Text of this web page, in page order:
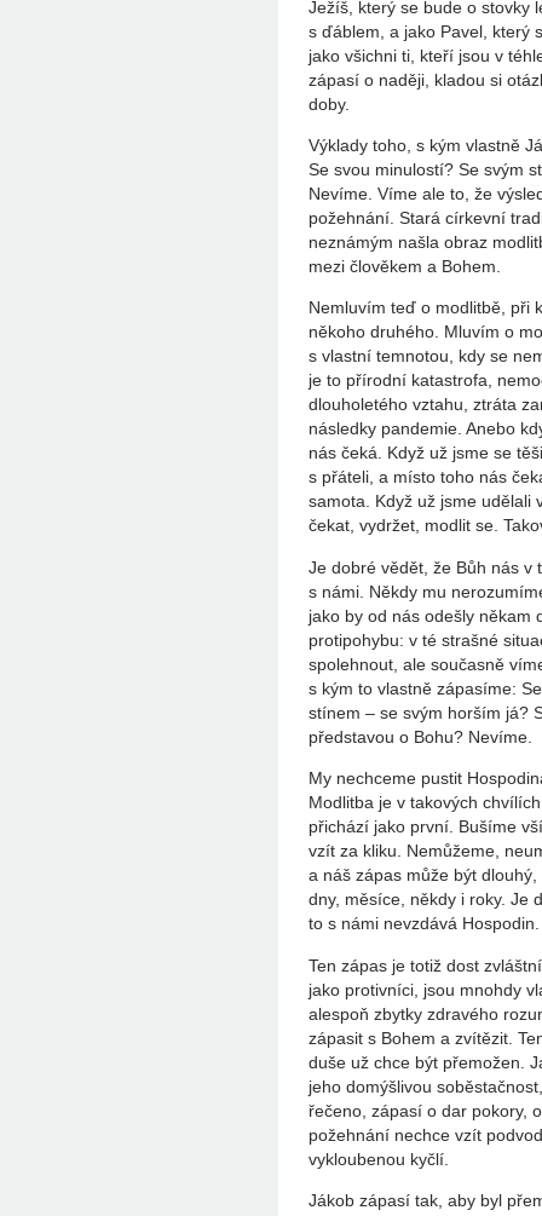
Ježíš, který se bude o stovky
s ďáblem, a jako Pavel, který
jako všichni ti, kteří jsou v
zápasí o naději, kladou si
doby.
Výklady toho, s kým vlastně
Se svou minulostí? Se svým
Nevíme. Víme ale to, že
požehnání. Stará církevní
neznámým našla obraz
mezi člověkem a Bohem.
Nemluvím teď o modlitbě, při
někoho druhého. Mluvím o
s vlastní temnotou, kdy se
je to přírodní katastrofa,
dlouholetého vztahu, ztráta
následky pandemie. Anebo
nás čeká. Když už jsme se
s přáteli, a místo toho nás
samota. Když už jsme udělali
čekat, vydržet, modlit se.
Je dobré vědět, že Bůh nás v
s námi. Někdy mu
jako by od nás odešly někam
protipohybu: v té strašné
spolehnout, ale současně
s kým to vlastně zápasíme:
stínem – se svým horším já?
představou o Bohu? Nevíme.
My nechceme pustit
Modlitba je v takových
přichází jako první. Bušíme
vzít za kliku. Nemůžeme,
a náš zápas může být
dny, měsíce, někdy i roky. Je
to s námi nevzdává Hospodin.
Ten zápas je totiž dost
jako protivníci, jsou mnohdy
alespoň zbytky zdravého
zápasit s Bohem a zvítězit.
duše už chce být přemožen.
jeho domýšlivou
řečeno, zápasí o dar pokory,
požehnání nechce vzít
vykloubenou kyčlí.
Jákob zápasí tak, aby byl